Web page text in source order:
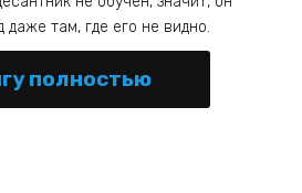
даже там, где его не видно.
полностью